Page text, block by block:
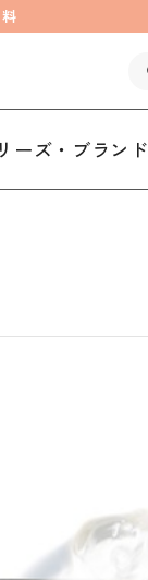
ーズ・ブランド